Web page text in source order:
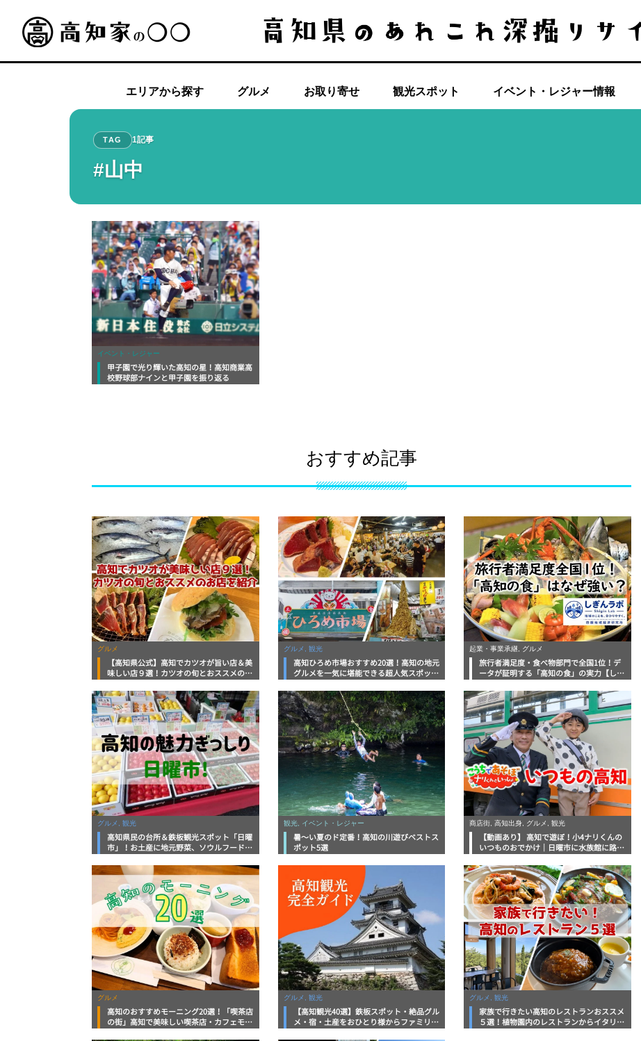
エリアから探す グルメ お取り寄せ 観光スポット イベント・レジャー情報
TAG 1記事
#山中
イベント・レジャー
甲子園で光り輝いた高知の星！高知商業高
校野球部ナインと甲子園を振り返る
おすすめ記事
グルメ
【高知県公式】高知でカツオが旨い店＆美
味しい店９選！カツオの旬とおススメのお
グルメ, 観光
高知ひろめ市場おすすめ20選！高知の地元
グルメを一気に堪能できる超人気スポット
起業・事業承継, グルメ
旅行者満足度・食べ物部門で全国1位！デ
ータが証明する「高知の食」の実力【しぎ
グルメ, 観光
高知県民の台所＆鉄板観光スポット「日曜
市」！お土産に地元野菜、ソウルフードま
底解説！
観光, イベント・レジャー
暑～い夏のド定番！高知の川遊びベストス
ポット5選
商店街, 高知出身, グルメ, 観光
【動画あり】 高知で遊ぼ！小4ナリくんの
いつものおでかけ｜日曜市に水族館に路面
グルメ
高知のおすすめモーニング20選！「喫茶店
の街」高知で美味しい喫茶店・カフェモー
グルメ, 観光
【高知観光40選】鉄板スポット・絶品グル
メ・宿・土産をおひとり様からファミリー
グルメ, 観光
家族で行きたい高知のレストランおススメ
５選！植物園内のレストランからイタリア